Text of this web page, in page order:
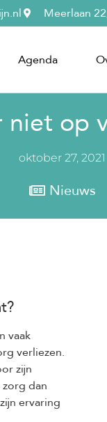
Meerlaan
Agenda
niet op
oktober 27, 2021
Nieuws
vaak
verliezen.
zijn
dan
ervaring